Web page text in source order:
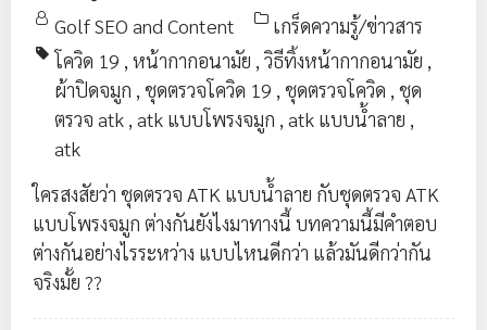
Golf SEO and Content
เกร็ดความรู้/ข่าวสาร
โควิด 19 , หน้ากากอนามัย , วิธีทิ้งหน้ากากอนามัย ,
ผ้าปิดจมูก , ชุดตรวจโควิด 19 , ชุดตรวจโควิด , ชุด
ตรวจ atk , atk แบบโพรงจมูก , atk แบบน้ำลาย ,
atk
ใครสงสัยว่า ชุดตรวจ ATK แบบน้ำลาย กับชุดตรวจ ATK
แบบโพรงจมูก ต่างกันยังไงมาทางนี้ บทความนี้มีคำตอบ
ต่างกันอย่างไรระหว่าง แบบไหนดีกว่า แล้วมันดีกว่ากัน
จริงมั้ย ??